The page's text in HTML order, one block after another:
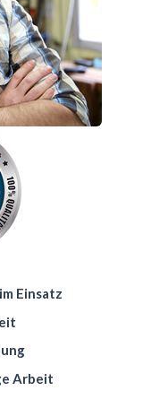
Einsatz
Arbeit